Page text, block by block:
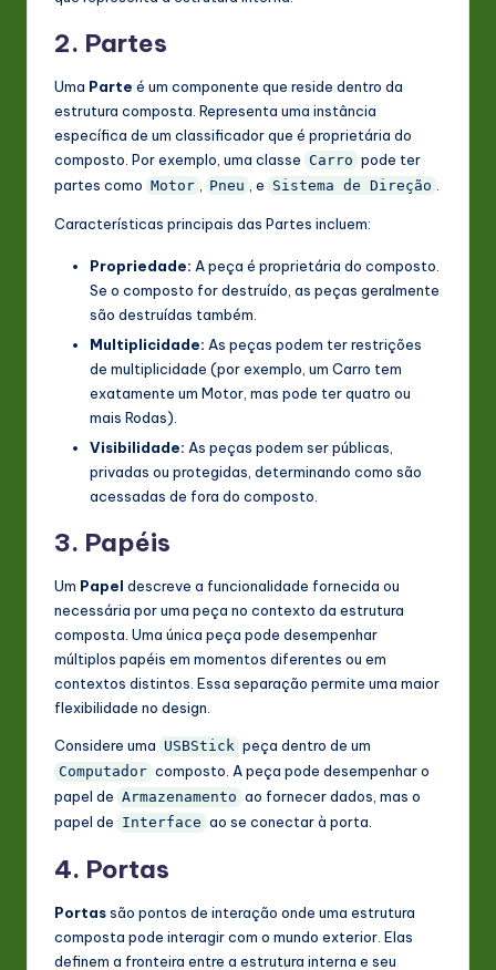
2. Partes
Uma Parte é um componente que reside dentro da
estrutura composta. Representa uma instância
específica de um classificador que é proprietária do
composto. Por exemplo, uma classe Carro pode ter
partes como Motor Pneu , e Sistema de Direção
Características principais das Partes incluem:
Propriedade: A peça é proprietária do composto.
Se o composto for destruído, as peças geralmente
são destruídas também.
Multiplicidade: As peças podem ter restrições
de multiplicidade (por exemplo, um Carro tem
exatamente um Motor, mas pode ter quatro ou
mais Rodas).
Visibilidade: As peças podem ser públicas,
privadas ou protegidas, determinando como são
acessadas de fora do composto.
3. Papéis
Um Papel descreve a funcionalidade fornecida ou
necessária por uma peça no contexto da estrutura
composta. Uma única peça pode desempenhar
múltiplos papéis em momentos diferentes ou em
contextos distintos. Essa separação permite uma maior
flexibilidade no design.
Considere uma USBStick peça dentro de um
Computador composto. A peça pode desempenhar o
papel de Armazenamento ao fornecer dados, mas o
papel de Interface ao se conectar à porta.
4. Portas
Portassão pontos de interação onde uma estrutura
composta pode interagir com o mundo exterior. Elas
definem a fronteira entre a estrutura interna e seu